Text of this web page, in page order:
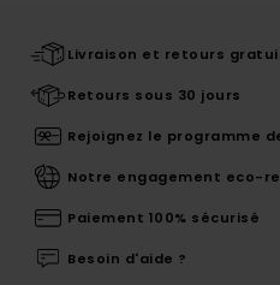
Livraison et retours
Retours sous 30 jours
Rejoignez le programme
Notre engagement eco-
Paiement 100% sécurisé
Besoin d'aide ?